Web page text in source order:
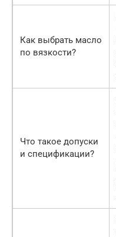
Как выбрать масло
по вязкости?
Что такое допуски
и спецификации?